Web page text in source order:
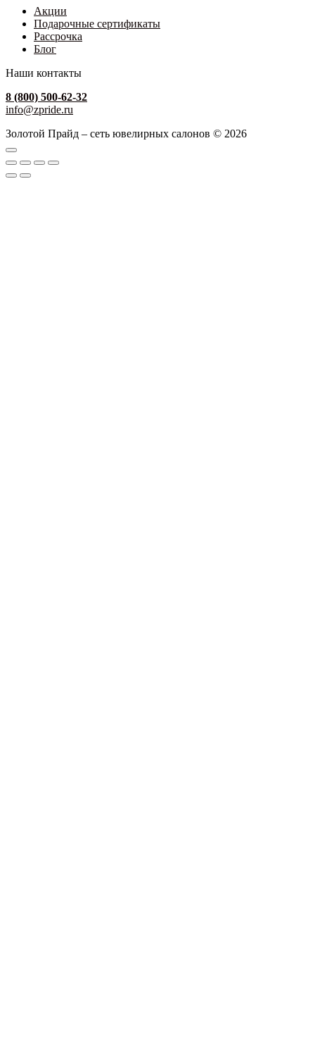
Акции
Подарочные сертификаты
Рассрочка
Блог
Наши контакты
8 (800) 500-62-32
info@zpride.ru
Золотой Прайд – сеть ювелирных салонов © 2026